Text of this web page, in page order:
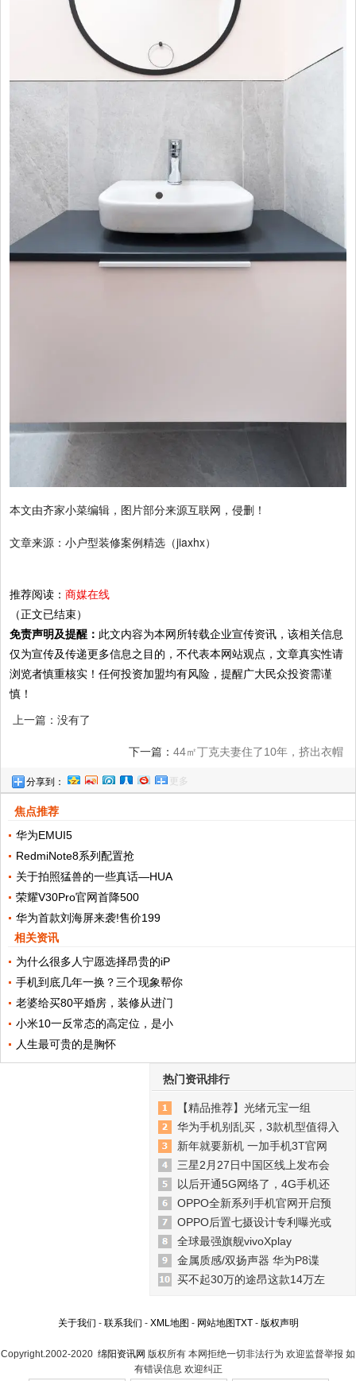
本文由齐家小菜编辑，图片部分来源互联网，侵删！
文章来源：小户型装修案例精选（jiaxhx）
推荐阅读：商媒在线
（正文已结束）
免责声明及提醒： 此文内容为本网所转载企业宣传资讯，该相关信息
仅为宣传及传递更多信息之目的，不代表本网站观点，文章真实性请
浏览者慎重核实！任何投资加盟均有风险，提醒广大民众投资需谨
慎！
上一篇：没有了
下一篇： 44㎡丁克夫妻住了10年，挤出衣帽
分享到： 更多
焦点推荐
华为EMUI5
RedmiNote8系列配置抢
关于拍照猛兽的一些真话—HUA
荣耀V30Pro官网首降500
华为首款刘海屏来袭!售价199
相关资讯
为什么很多人宁愿选择昂贵的iP
手机到底几年一换？三个现象帮你
老婆给买80平婚房，装修从进门
小米10一反常态的高定位，是小
人生最可贵的是胸怀
热门资讯排行
【精品推荐】光绪元宝一组
华为手机别乱买，3款机型值得入
新年就要新机 一加手机3T官网
三星2月27日中国区线上发布会
以后开通5G网络了，4G手机还
OPPO全新系列手机官网开启预
OPPO后置七摄设计专利曝光或
全球最强旗舰vivoXplay
金属质感/双扬声器 华为P8谍
买不起30万的途昂这款14万左
关于我们 - 联系我们 - XML地图 - 网站地图TXT- 版权声明
Copyright.2002-2020 绵阳资讯网 版权所有 本网拒绝一切非法行为 欢迎监督举报 如
有错误信息 欢迎纠正